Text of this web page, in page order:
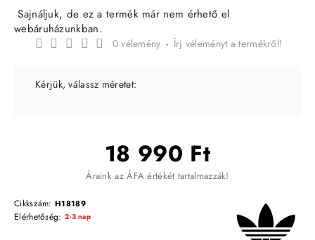
Sajnáljuk, de ez a termék már nem érhető el
webáruházunkban.
0 vélemény - Írj véleményt a termékről!
18 990 Ft
Áraink az ÁFA értékét tartalmazzák!
Cikkszám: H18189
Elérhetőség: 2-3 nap
Kérjük, válassz méretet: